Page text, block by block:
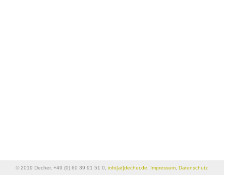
© 2019 Decher, +49 (0) 60 39 91 51 0,info[at]decher.de Impressum ,Datenschutz